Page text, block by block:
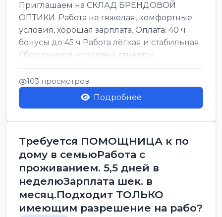
Приглашаем на СКЛАД БРЕНДОВОЙ
ОПТИКИ. Работа не тяжелая, комфортные
условия, хорошая зарплата. Оплата: 40 ч
бонусы до 45 ч Работа лёгкая и стабильная
Сбор заказов, упаковка, стикеры,
сортировка Воскре...
103 просмотров
Подробнее
Требуется ПОМОЩНИЦА к по
дому в семьюРабота с
проживанием. 5,5 дней в
неделюЗарплата шек. в
месяц.Подходит ТОЛЬКО
имеющим разрешение на рабо?